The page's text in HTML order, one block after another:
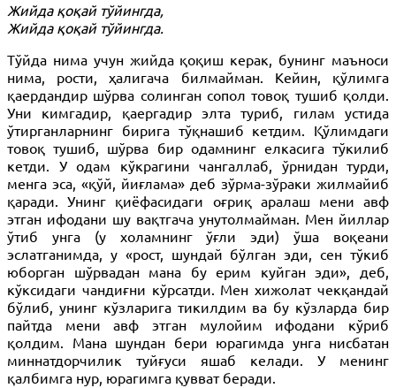
Жийда қоқай тўйингда,
Жийда қоқай тўйингда.
Тўйда нима учун жийда қоқиш керак, бунинг маъноси
нима, рости, ҳалигача билмайман. Кейин, қўлимга
қаердандир шўрва солинган сопол товоқ тушиб қолди.
Уни кимгадир, қаергадир элта туриб, гилам устида
ўтирганларнинг бирига тўқнашиб кетдим. Қўлимдаги
товоқ тушиб, шўрва бир одамнинг елкасига тўкилиб
кетди. У одам кўкрагини чангаллаб, ўрнидан турди,
менга эса, «қўй, йиғлама» деб зўрма-зўраки жилмайиб
қаради. Унинг қиёфасидаги оғриқ аралаш мени авф
этган ифодани шу вақтгача унутолмайман. Мен йиллар
ўтиб унга (у холамнинг ўғли эди) ўша воқеани
эслатганимда, у «рост, шундай бўлган эди, сен тўкиб
юборган шўрвадан мана бу ерим куйган эди», деб,
кўксидаги чандиғни кўрсатди. Мен хижолат чекқандай
бўлиб, унинг кўзларига тикилдим ва бу кўзларда бир
пайтда мени авф этган мулойим ифодани кўриб
қолдим. Мана шундан бери юрагимда унга нисбатан
миннатдорчилик туйғуси яшаб келади. У менинг
қалбимга нур, юрагимга қувват беради.